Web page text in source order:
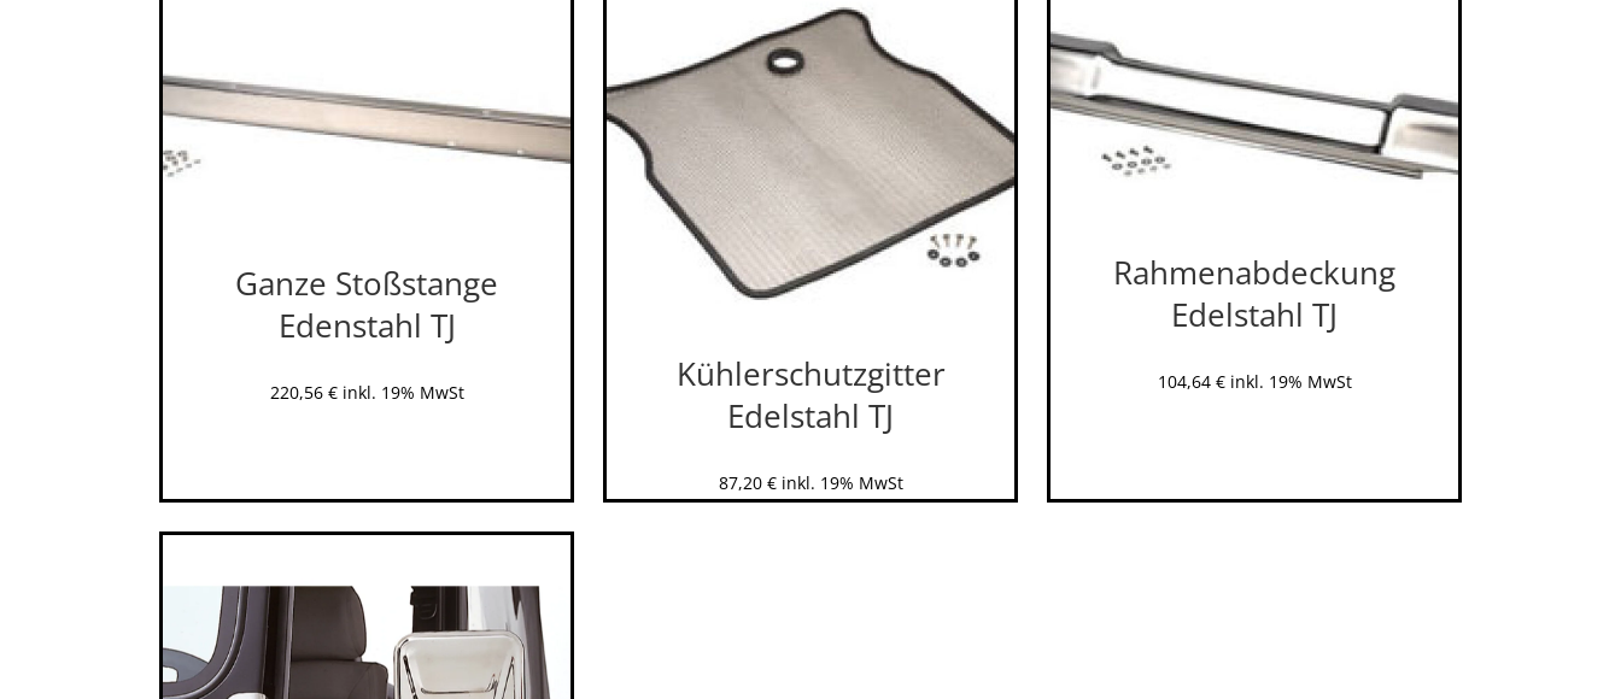
Ganze Stoßstange
Edenstahl TJ
220,56 € inkl. 19% MwSt
Kühlerschutzgitter
Edelstahl TJ
87,20 € inkl. 19% MwSt
Rahmenabdeckung
Edelstahl TJ
104,64 € inkl. 19% MwSt